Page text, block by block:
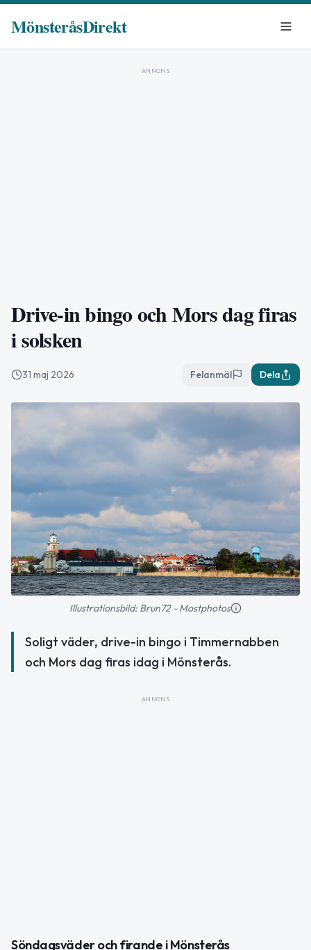
MönsteråsDirekt
ANNONS
Drive-in bingo och Mors dag firas
i solsken
31 maj 2026 Felanmäl Dela
Illustrationsbild: Brun72 - Mostphotos
Soligt väder, drive-in bingo i Timmernabben
och Mors dag firas idag i Mönsterås.
ANNONS
Söndagsväder och firande i Mönsterås